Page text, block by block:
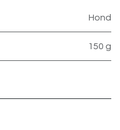
Hond
150 g